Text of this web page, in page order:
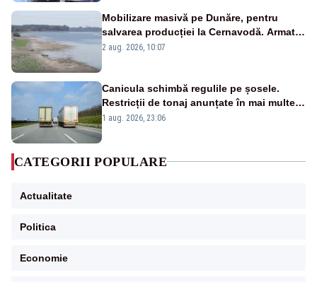
Mobilizare masivă pe Dunăre, pentru
salvarea producției la Cernavodă. Armata
va detona o stâncă și va devia apa
2 aug. 2026, 10:07
Canicula schimbă regulile pe șosele.
Restricții de tonaj anunțate în mai multe
județe
1 aug. 2026, 23:06
CATEGORII POPULARE
Actualitate
Politica
Economie